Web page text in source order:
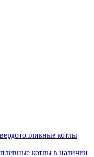
котлы
котлы в наличии